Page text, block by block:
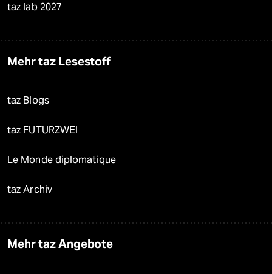
taz lab 2027
Mehr taz Lesestoff
taz Blogs
taz FUTURZWEI
Le Monde diplomatique
taz Archiv
Mehr taz Angebote